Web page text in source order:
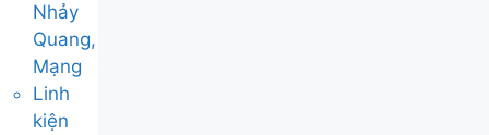
Nhảy
Quang,
Mạng
Linh
kiện